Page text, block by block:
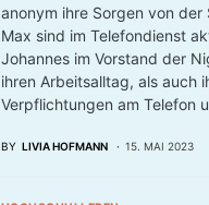
anonym ihre Sorgen von der
Max sind im Telefondienst
Johannes im Vorstand der
ihren Arbeitsalltag, als auch
Verpflichtungen am Telefon
BY LIVIA HOFMANN 15. MAI 2023